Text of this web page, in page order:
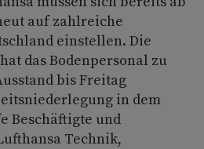
auf zahlreiche
einstellen. Die
das Bodenpersonal zu
bis Freitag
in dem
Beschäftigte und
Technik,